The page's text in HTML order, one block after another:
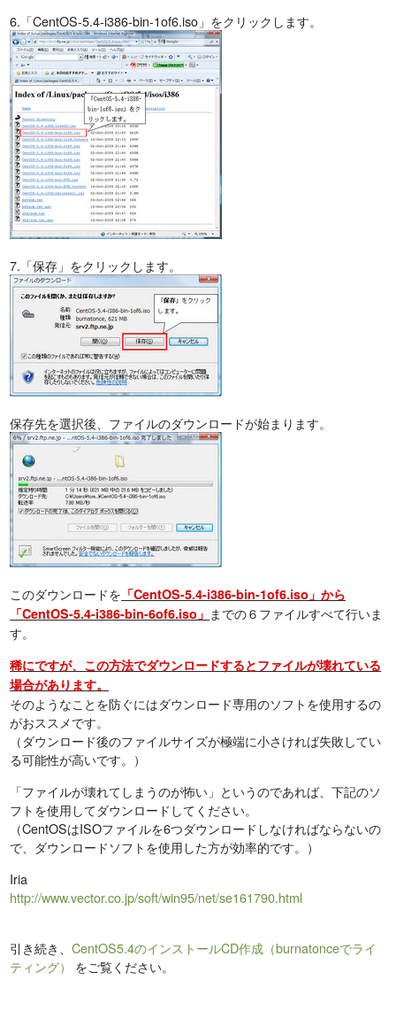
6.「CentOS-5.4-i386-bin-1of6.iso」をクリックします。
7.「保存」をクリックします。
保存先を選択後、ファイルのダウンロードが始まります。
このダウンロードを 「CentOS-5.4-i386-bin-1of6.iso」から
「CentOS-5.4-i386-bin-6of6.iso」 までの６ファイルすべて行いま
す。
稀にですが、この方法でダウンロードするとファイルが壊れている
場合があります。
そのようなことを防ぐにはダウンロード専用のソフトを使用するの
がおススメです。
（ダウンロード後のファイルサイズが極端に小さければ失敗してい
る可能性が高いです。）
「ファイルが壊れてしまうのが怖い」というのであれば、下記のソ
フトを使用してダウンロードしてください。
（CentOSはISOファイルを6つダウンロードしなければならないの
で、ダウンロードソフトを使用した方が効率的です。）
Iria
http://www.vector.co.jp/soft/win95/net/se161790.html
引き続き、CentOS5.4のインストールCD作成（burnatonceでライ
ティング） をご覧ください。